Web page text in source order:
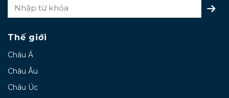
Thế giới
Châu Á
Châu Âu
Châu Úc